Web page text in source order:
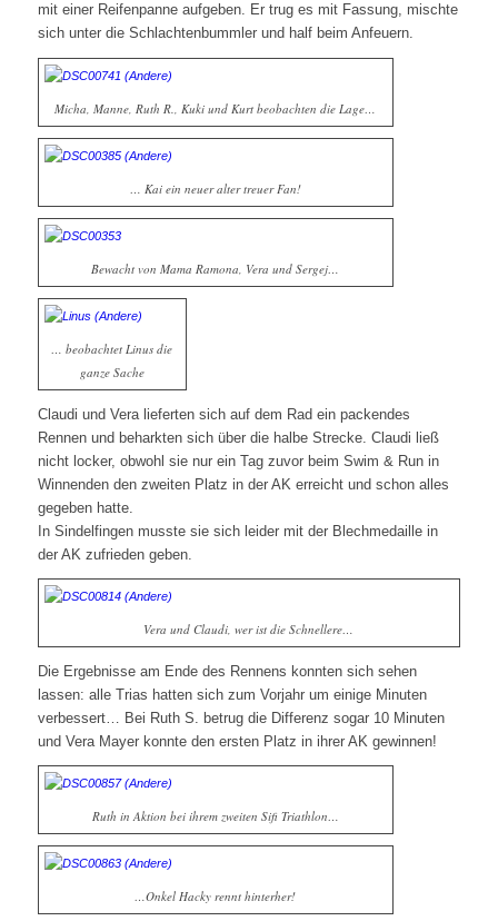
mit einer Reifenpanne aufgeben. Er trug es mit Fassung, mischte
sich unter die Schlachtenbummler und half beim Anfeuern.
Micha, Manne, Ruth R., Kuki und Kurt beobachten die Lage…
… Kai ein neuer alter treuer Fan!
Bewacht von Mama Ramona, Vera und Sergej…
… beobachtet Linus die
ganze Sache
Claudi und Vera lieferten sich auf dem Rad ein packendes
Rennen und beharkten sich über die halbe Strecke. Claudi ließ
nicht locker, obwohl sie nur ein Tag zuvor beim Swim & Run in
Winnenden den zweiten Platz in der AK erreicht und schon alles
gegeben hatte.
In Sindelfingen musste sie sich leider mit der Blechmedaille in
der AK zufrieden geben.
Vera und Claudi, wer ist die Schnellere…
Die Ergebnisse am Ende des Rennens konnten sich sehen
lassen: alle Trias hatten sich zum Vorjahr um einige Minuten
verbessert… Bei Ruth S. betrug die Differenz sogar 10 Minuten
und Vera Mayer konnte den ersten Platz in ihrer AK gewinnen!
Ruth in Aktion bei ihrem zweiten Sifi Triathlon…
…Onkel Hacky rennt hinterher!